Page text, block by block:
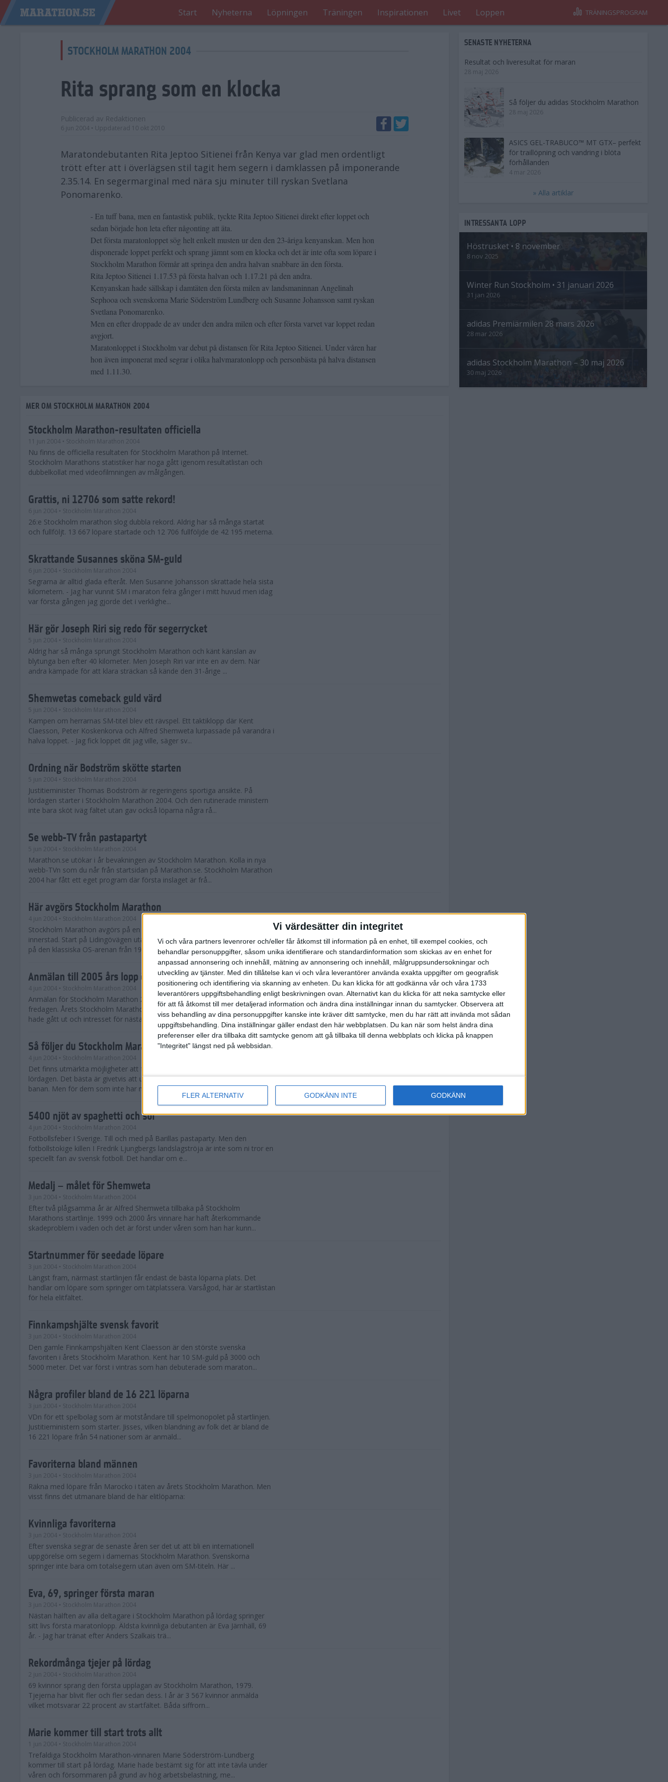
Vi värdesätter din integritet
Vi och våra partners levenrorer och/eller får åtkomst till information på en enhet, till exempel cookies, och
behandlar personuppgifter, såsom unika identifierare och standardinformation som skickas av en enhet for
anpassad annonsering och innehåll, mätning av annonsering och innehåll, målgruppsundersokningar och
utveckling av tjänster. Med din tillåtelse kan vi och våra leverantörer använda exakta uppgifter om geografisk
positionering och identifiering via skanning av enheten. Du kan klicka för att godkänna vår och våra 1733
leverantörers uppgiftsbehandling enligt beskrivningen ovan. Alternativt kan du klicka för att neka samtycke eller
för att få åtkomst till mer detaljerad information och ändra dina inställningar innan du samtycker. Observera att
viss behandling av dina personuppgifter kanske inte kräver ditt samtycke, men du har rätt att invända mot sådan
uppgiftsbehandling. Dina inställningar gäller endast den här webbplatsen. Du kan när som helst ändra dina
preferenser eller dra tillbaka ditt samtycke genom att gå tillbaka till denna webbplats och klicka på knappen
"Integritet" längst ned på webbsidan.
FLER ALTERNATIV GODKÄNN INTE GODKÄNN
Start Nyheterna Löpningen Träningen Inspirationen Livet Loppen TRÄNINGSPROGRAM
STOCKHOLM MARATHON 2004
Rita sprang som en klocka
Publicerad av Redaktionen
6 jun 2004 • Uppdaterad 10 okt 2010
Maratondebutanten Rita Jeptoo Sitienei från Kenya var glad men ordentligt
trött efter att i överlägsen stil tagit hem segern i damklassen på imponerande
2.35.14. En segermarginal med nära sju minuter till ryskan Svetlana
Ponomarenko.
- En tuff bana, men en fantastisk publik, tyckte Rita Jeptoo Sitienei direkt efter loppet och
sedan började hon leta efter någonting att äta.
Det första maratonloppet sög helt enkelt musten ur den den 23-åriga kenyanskan. Men hon
disponerade loppet perfekt och sprang jämnt som en klocka och det är inte ofta som löpare i
Stockholm Marathon förmår att springa den andra halvan snabbare än den första.
Rita Jeptoo Sitienei 1.17.53 på första halvan och 1.17.21 på den andra.
Kenyanskan hade sällskap i damtäten den första milen av landsmaninnan Angelinah
Sephooa och svenskorna Marie Söderström Lundberg och Susanne Johansson samt ryskan
Svetlana Ponomarenko.
Men en efter droppade de av under den andra milen och efter första varvet var loppet redan
avgjort.
Maratonloppet i Stockholm var debut på distansen för Rita Jeptoo Sitienei. Under våren har
hon även imponerat med segrar i olika halvmaratonlopp och personbästa på halva distansen
med 1.11.30.
MER OM STOCKHOLM MARATHON 2004
Stockholm Marathon-resultaten officiella
11 jun 2004 • Stockholm Marathon 2004
Nu finns de officiella resultaten för Stockholm Marathon på Internet.
Stockholm Marathons statistiker har noga gått igenom resultatlistan och
dubbelkollat med videofilmningen av målgången.
Grattis, ni 12706 som satte rekord!
6 jun 2004 • Stockholm Marathon 2004
26:e Stockholm marathon slog dubbla rekord. Aldrig har så många startat
och fullföljt. 13 667 löpare startade och 12 706 fullföljde de 42 195 meterna.
Skrattande Susannes sköna SM-guld
6 jun 2004 • Stockholm Marathon 2004
Segrarna är alltid glada efteråt. Men Susanne Johansson skrattade hela sista
kilometern. - Jag har vunnit SM i maraton felra gånger i mitt huvud men idag
var första gången jag gjorde det i verklighe...
Här gör Joseph Riri sig redo för segerrycket
5 jun 2004 • Stockholm Marathon 2004
Aldrig har så många sprungit Stockholm Marathon och känt känslan av
blytunga ben efter 40 kilometer. Men Joseph Riri var inte en av dem. När
andra kämpade för att klara sträckan så kände den 31-årige ...
Shemwetas comeback guld värd
5 jun 2004 • Stockholm Marathon 2004
Kampen om herrarnas SM-titel blev ett rävspel. Ett taktiklopp där Kent
Claesson, Peter Koskenkorva och Alfred Shemweta lurpassade på varandra i
halva loppet. - Jag fick loppet dit jag ville, säger sv...
Ordning när Bodström skötte starten
5 jun 2004 • Stockholm Marathon 2004
Justitieminister Thomas Bodström är regeringens sportiga ansikte. På
lördagen starter i Stockholm Marathon 2004. Och den rutinerade ministern
inte bara sköt iväg fältet utan gav också löparna några rå...
Se webb-TV från pastapartyt
5 jun 2004 • Stockholm Marathon 2004
Marathon.se utökar i år bevakningen av Stockholm Marathon. Kolla in nya
webb-TVn som du når från startsidan på Marathon.se. Stockholm Marathon
2004 har fått ett eget program där första inslaget är frå...
Här avgörs Stockholm Marathon
4 jun 2004 • Stockholm Marathon 2004
Stockholm Marathon avgörs på en tvåvarvsbana genom Stockholms
innerstad. Start på Lidingövägen utanför Stockholms Stadion och mål inne
på den klassiska OS-arenan från 1912.
Anmälan till 2005 års lopp öppen
4 jun 2004 • Stockholm Marathon 2004
Anmälan för Stockholm Marathon 2005 öppnade officiellt redan på
fredagen. Årets Stockholm Marathon blev fullt redan innan anmälningstiden
hade gått ut och intresset för nästa års lopp lördagen den 4 j...
Så följer du Stockholm Marathon
4 jun 2004 • Stockholm Marathon 2004
Det finns utmärkta möjligheter att följa Stockholm Marathon under
lördagen. Det bästa är givetvis att uppleva loppet som åskådare längs
banan. Men för dem som inte har möjlighet att vara på plats i S...
5400 njöt av spaghetti och sol
4 jun 2004 • Stockholm Marathon 2004
Fotbollsfeber I Sverige. Till och med på Barillas pastaparty. Men den
fotbollstokige killen I Fredrik Ljungbergs landslagströja är inte som ni tror en
speciellt fan av svensk fotboll. Det handlar om e...
Medalj – målet för Shemweta
3 jun 2004 • Stockholm Marathon 2004
Efter två plågsamma år är Alfred Shemweta tillbaka på Stockholm
Marathons startlinje. 1999 och 2000 års vinnare har haft återkommande
skadeproblem i vaden och det är först under våren som han har kunn...
Startnummer för seedade löpare
3 jun 2004 • Stockholm Marathon 2004
Längst fram, närmast startlinjen får endast de bästa löparna plats. Det
handlar om löpare som springer om tätplatssera. Varsågod, här är startlistan
för hela elitfältet.
Finnkampshjälte svensk favorit
3 jun 2004 • Stockholm Marathon 2004
Den gamle Finnkampshjälten Kent Claesson är den störste svenska
favoriten i årets Stockholm Marathon. Kent har 10 SM-guld på 3000 och
5000 meter. Det var först i vintras som han debuterade som maraton...
Några profiler bland de 16 221 löparna
3 jun 2004 • Stockholm Marathon 2004
VDn för ett spelbolag som är motståndare till spelmonopolet på startlinjen.
Justitieministern som starter. Jisses, vilken blandning av folk det är bland de
16 221 löpare från 54 nationer som är anmäld...
Favoriterna bland männen
3 jun 2004 • Stockholm Marathon 2004
Räkna med löpare från Marocko i täten av årets Stockholm Marathon. Men
visst finns det utmanare bland de här elitlöparna:
Kvinnliga favoriterna
3 jun 2004 • Stockholm Marathon 2004
Efter svenska segrar de senaste åren ser det ut att bli en internationell
uppgörelse om segern i damernas Stockholm Marathon. Svenskorna
springer inte bara om totalsegern utan även om SM-titeln. Här ...
Eva, 69, springer första maran
3 jun 2004 • Stockholm Marathon 2004
Nästan hälften av alla deltagare i Stockholm Marathon på lördag springer
sitt livs första maratonlopp. Äldsta kvinnliga debutanten är Eva Järnhäll, 69
år. - Jag har tränat efter Anders Szalkais trä...
Rekordmånga tjejer på lördag
2 jun 2004 • Stockholm Marathon 2004
69 kvinnor sprang den första upplagan av Stockholm Marathon, 1979.
Tjejerna har blivit fler och fler sedan dess. I år är 3 567 kvinnor anmälda
vilket motsvarar 22 procent av startfältet. Båda siffrorn...
Marie kommer till start trots allt
1 jun 2004 • Stockholm Marathon 2004
Trefaldiga Stockholm Marathon-vinnaren Marie Söderström-Lundberg
kommer till start på lördag. Marie hade bestämt sig för att inte tävla under
våren och försommaren på grund av hög arbetsbelastning, me...
SENASTE NYHETERNA
Resultat och liveresultat för maran
28 maj 2026
Så följer du adidas Stockholm Marathon
28 maj 2026
ASICS GEL-TRABUCO™ MT GTX– perfekt
för traillöpning och vandring i blöta
förhållanden
4 mar 2026
» Alla artiklar
INTRESSANTA LOPP
Höstrusket • 8 november
8 nov 2025
Winter Run Stockholm • 31 januari 2026
31 jan 2026
adidas Premiärmilen 28 mars 2026
28 mar 2026
adidas Stockholm Marathon – 30 maj 2026
30 maj 2026